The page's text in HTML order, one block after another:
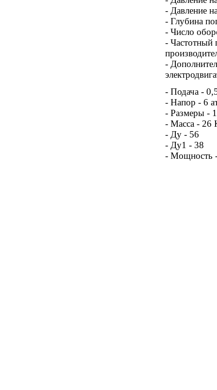
- Давление
- Глубина
- Число
- Частотный
-
- Подача -
- Напор - 6
- Размеры -
- Масса - 26
- Ду - 56
- Ду1 - 38
- Мощность